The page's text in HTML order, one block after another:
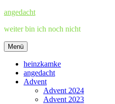
Zum
springen
angedacht
weiter bin ich noch nicht
Menü
heinzkamke
angedacht
Advent
Advent 2024
Advent 2023